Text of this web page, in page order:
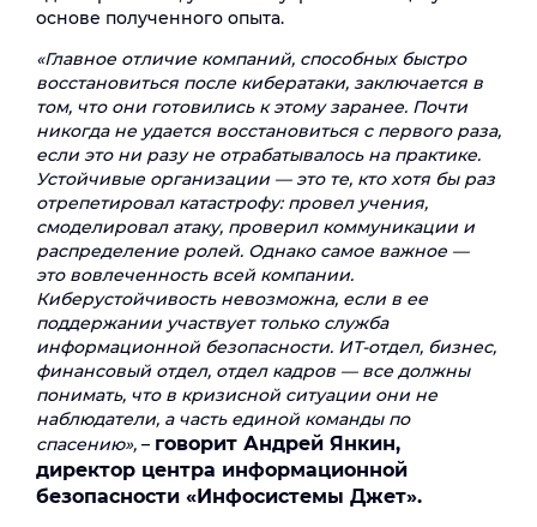
основе полученного опыта.
«Главное отличие компаний, способных быстро
восстановиться после кибератаки, заключается в
том, что они готовились к этому заранее. Почти
никогда не удается восстановиться с первого раза,
если это ни разу не отрабатывалось на практике.
Устойчивые организации — это те, кто хотя бы раз
отрепетировал катастрофу: провел учения,
смоделировал атаку, проверил коммуникации и
распределение ролей. Однако самое важное —
это вовлеченность всей компании.
Киберустойчивость невозможна, если в ее
поддержании участвует только служба
информационной безопасности. ИТ-отдел, бизнес,
финансовый отдел, отдел кадров — все должны
понимать, что в кризисной ситуации они не
наблюдатели, а часть единой команды по
спасению», – говорит Андрей Янкин,
директор центра информационной
безопасности «Инфосистемы Джет».